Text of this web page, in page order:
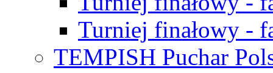
Turniej finałowy -
TEMPISH Puchar